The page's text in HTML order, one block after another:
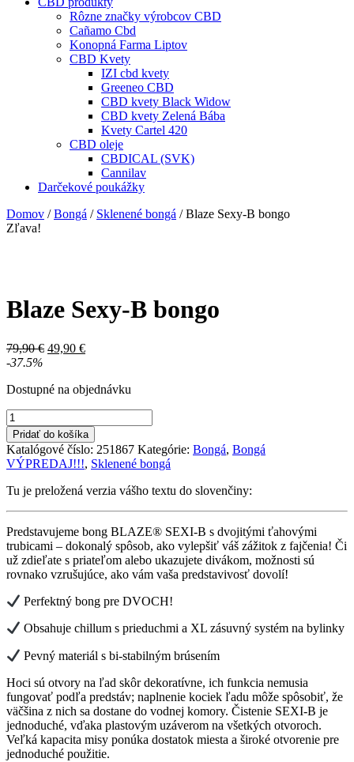
Rôzne značky výrobcov CBD
Cañamo Cbd
Konopná Farma Liptov
CBD Kvety
IZI cbd kvety
Greeneo CBD
CBD kvety Black Widow
CBD kvety Zelená Bába
Kvety Cartel 420
CBD oleje
CBDICAL (SVK)
Cannilav
Darčekové poukážky
Domov /Bongá / Sklenené bongá / Blaze Sexy-B bongo
Zľava!
Blaze Sexy-B bongo
79,90€ Pôvodná
79,90 €.
49,90 €Aktuálna
49,90 €.
-37.5%
Dostupné na objednávku
množstvo
Blaze
Sexy-
B
bongo
Pridať do košíka
Katalógové číslo: 251867 Kategórie: Bongá, Bongá
VÝPREDAJ!!!, Sklenené bongá
Tu je preložená verzia vášho textu do slovenčiny:
Predstavujeme bong BLAZE® SEXI-B s dvojitými ťahovými
trubicami – dokonalý spôsob, ako vylepšiť váš zážitok z fajčenia! Či
už zdieľate s priateľom alebo ukazujete divákom, možnosti sú
rovnako vzrušujúce, ako vám vaša predstavivosť dovolí!
Perfektný bong pre DVOCH!
Obsahuje chillum s prieduchmi a XL zásuvný systém na bylinky
Pevný materiál s bi-stabilným brúsením
Hoci sú otvory na ľad skôr dekoratívne, ich funkcia nemusia
fungovať podľa predstáv; naplnenie kociek ľadu môže spôsobiť, že
väčšina z nich sa dostane do vodnej komory. Čistenie SEXI-B je
jednoduché, vďaka plastovým uzáverom na všetkých otvoroch.
Veľká kapacita misy ponúka dostatok miesta a široké otvorenie pre
jednoduché použitie.